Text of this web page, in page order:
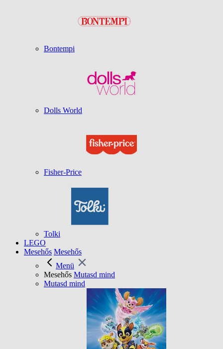
Bontempi
Dolls World
Fisher-Price
Tolki
LEGO
Mesehős Mesehős
Menü
Mesehős Mutasd mind
Mutasd mind